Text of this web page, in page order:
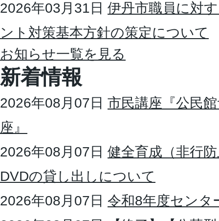
2026年03月31日 伊丹市職員に対
ント対策基本方針の策定について
お知らせ一覧を見る
新着情報
2026年08月07日 市民講座『公民
座』
2026年08月07日 健全育成（非行
DVDの貸し出しについて
2026年08月07日 令和8年度センタ